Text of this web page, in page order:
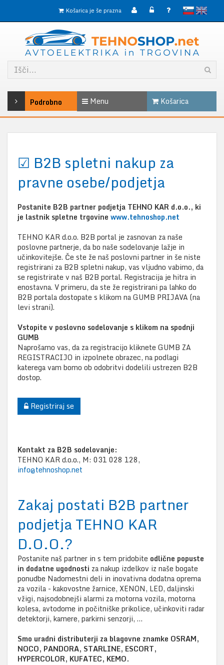
slovenskoEnglish
Košarica je še prazna
Podrobno Menu Košarica
☑ B2B spletni nakup za
pravne osebe/podjetja
Postanite B2B partner podjetja TEHNO KAR d.o.o., ki
je lastnik spletne trgovine www.tehnoshop.net
TEHNO KAR d.o.o. B2B portal je zasnovan za naše
poslovne partnerje, da bo naše sodelovanje lažje in
učinkovitejše. Če ste že naš poslovni partner in še niste
registrirani za B2B spletni nakup, vas vljudno vabimo, da
se registrirate v naš B2B portal. Registracija je hitra in
enostavna. V primeru, da ste že registrirani pa lahko do
B2B portala dostopate s klikom na GUMB PRIJAVA (na
levi strani).
Vstopite v poslovno sodelovanje s klikom na spodnji
GUMB
Naprošamo vas, da za registracijo kliknete GUMB ZA
REGISTRACIJO in izpolnete obrazec, na podlagi
katerega vam bomo ob odobritvi dodelili ustrezen B2B
dostop.
Registriraj se
Kontakt za B2B sodelovanje:
TEHNO KAR d.o.o., M: 031 028 128,
info@tehnoshop.net
Zakaj postati B2B partner
podjetja TEHNO KAR
D.O.O.?
Postanite naš partner in s tem pridobite odlične popuste
in dodatne ugodnosti za nakup izdelkov iz naše bogate
ponudbe Nadomestni deli in inovativna dodatna oprema
za vozila - kakovostne žarnice, XENON, LED, daljinski
vžigi, najsodobnejši alarmi za motorna vozila, motorna
kolesa, avtodome in počitniške prikolice, učinkoviti radar
detektorji, kamere, parkirni senzorji, …
Smo uradni distributerji za blagovne znamke OSRAM,
NOCO, PANDORA, STARLINE, ESCORT,
HYPERCOLOR, KUFATEC, KEMO.